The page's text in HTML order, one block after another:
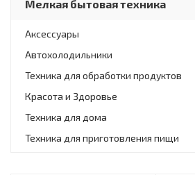
Все категории
Компьютеры и оргтехника
Телевизоры
Климатическая техника
Встраиваемая техника
Мелкая бытовая техника
Климатическая техника
Встраиваемая техника
Крупнобытовая техника
Мелкая бытовая техника
Мелкая бытовая техника
Аксессуары
Автохолодильники
Техника для обработки продуктов
Красота и Здоровье
Техника для дома
Техника для приготовления пищи